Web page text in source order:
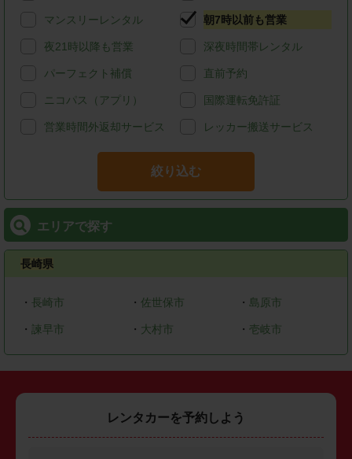
マンスリーレンタル 朝7時以前も営業
夜21時以降も営業 深夜時間帯レンタル
パーフェクト補償 直前予約
ニコパス（アプリ） 国際運転免許証
営業時間外返却サービス レッカー搬送サービス
絞り込む
エリアで探す
長崎県
・ 長崎市 ・ 佐世保市 ・ 島原市
・ 諫早市 ・ 大村市 ・ 壱岐市
レンタカーを予約しよう